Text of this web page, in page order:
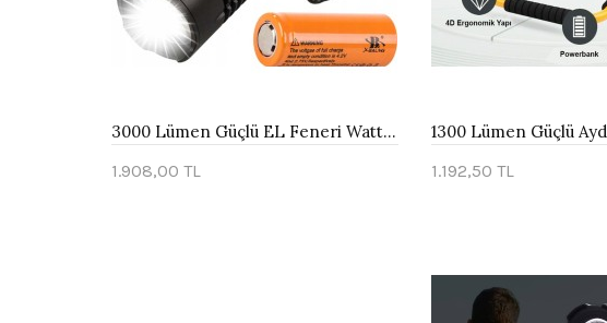
3000 Lümen Güçlü EL Feneri Watton Wt-600
1.908,00 TL
1.192,50 TL